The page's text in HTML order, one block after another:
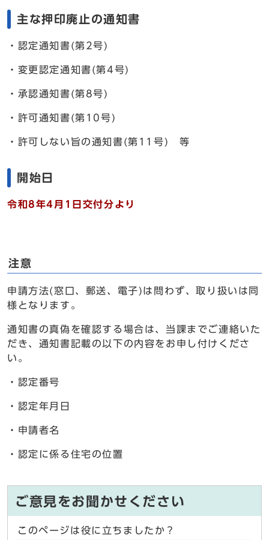
主な押印廃止の通知書
・認定通知書(第2号)
・変更認定通知書(第4号)
・承認通知書(第8号)
・許可通知書(第10号)
・許可しない旨の通知書(第11号) 等
開始日
令和8年4月1日交付分より
注意
申請方法(窓口、郵送、電子)は問わず、取り扱いは同
様となります。
通知書の真偽を確認する場合は、当課までご連絡いた
だき、通知書記載の以下の内容をお申し付けくださ
い。
・認定番号
・認定年月日
・申請者名
・認定に係る住宅の位置
ご意見をお聞かせください
このページは役に立ちましたか？